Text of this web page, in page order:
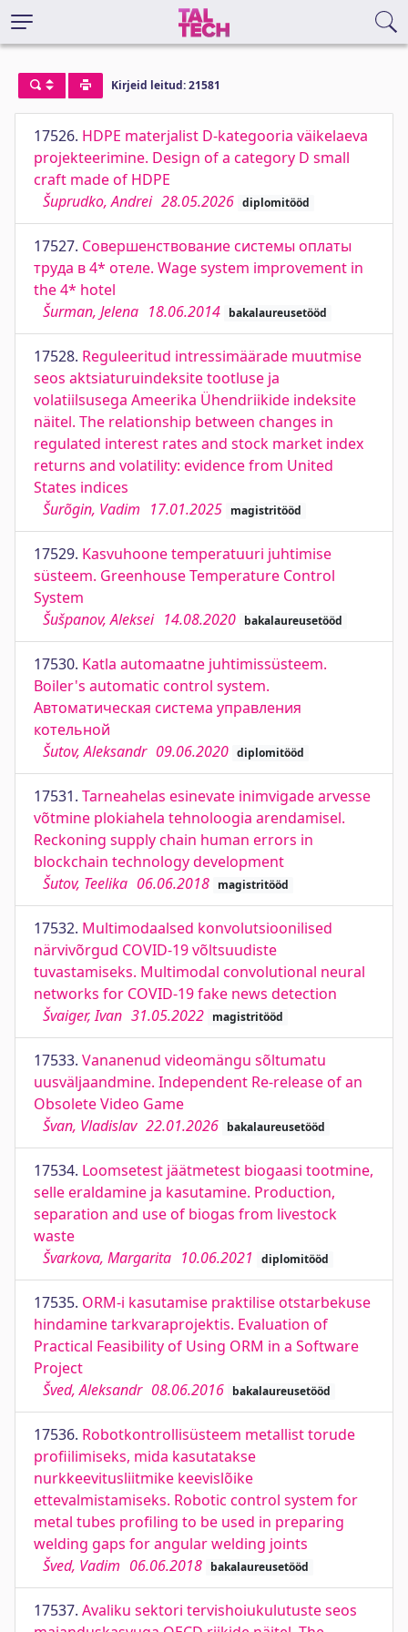
Kirjeid leitud: 21581
17526. HDPE materjalist D-kategooria väikelaeva
projekteerimine. Design of a category D small
craft made of HDPE
Šuprudko, Andrei 28.05.2026 diplomitööd
17527. Совершенствование системы оплаты
труда в 4* отеле. Wage system improvement in
the 4* hotel
Šurman, Jelena 18.06.2014 bakalaureusetööd
17528. Reguleeritud intressimäärade muutmise
seos aktsiaturuindeksite tootluse ja
volatiilsusega Ameerika Ühendriikide indeksite
näitel. The relationship between changes in
regulated interest rates and stock market index
returns and volatility: evidence from United
States indices
Šurõgin, Vadim 17.01.2025 magistritööd
17529. Kasvuhoone temperatuuri juhtimise
süsteem. Greenhouse Temperature Control
System
Šušpanov, Aleksei 14.08.2020 bakalaureusetööd
17530. Katla automaatne juhtimissüsteem.
Boiler's automatic control system.
Автоматическая система управления
котельной
Šutov, Aleksandr 09.06.2020 diplomitööd
17531. Tarneahelas esinevate inimvigade arvesse
võtmine plokiahela tehnoloogia arendamisel.
Reckoning supply chain human errors in
blockchain technology development
Šutov, Teelika 06.06.2018 magistritööd
17532. Multimodaalsed konvolutsioonilised
närvivõrgud COVID-19 võltsuudiste
tuvastamiseks. Multimodal convolutional neural
networks for COVID-19 fake news detection
Švaiger, Ivan 31.05.2022 magistritööd
17533. Vananenud videomängu sõltumatu
uusväljaandmine. Independent Re-release of an
Obsolete Video Game
Švan, Vladislav 22.01.2026 bakalaureusetööd
17534. Loomsetest jäätmetest biogaasi tootmine,
selle eraldamine ja kasutamine. Production,
separation and use of biogas from livestock
waste
Švarkova, Margarita 10.06.2021 diplomitööd
17535. ORM-i kasutamise praktilise otstarbekuse
hindamine tarkvaraprojektis. Evaluation of
Practical Feasibility of Using ORM in a Software
Project
Šved, Aleksandr 08.06.2016 bakalaureusetööd
17536. Robotkontrollisüsteem metallist torude
profiilimiseks, mida kasutatakse
nurkkeevitusliitmike keevislõike
ettevalmistamiseks. Robotic control system for
metal tubes profiling to be used in preparing
welding gaps for angular welding joints
Šved, Vadim 06.06.2018 bakalaureusetööd
17537. Avaliku sektori tervishoiukulutuste seos